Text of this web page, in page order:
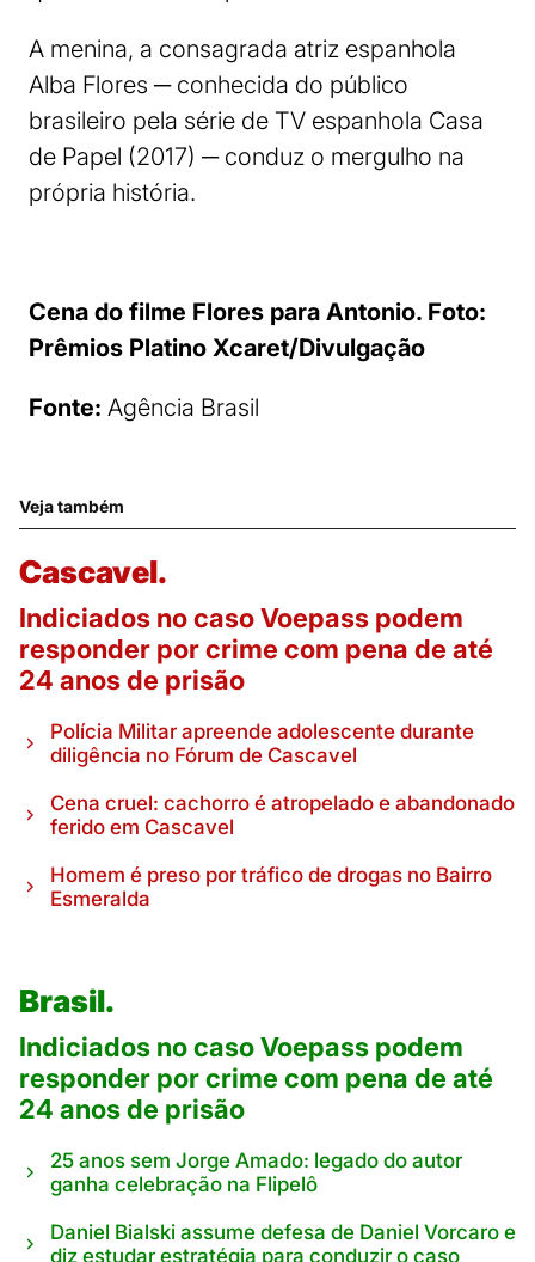
A menina, a consagrada atriz espanhola
Alba Flores ─ conhecida do público
brasileiro pela série de TV espanhola Casa
de Papel (2017) ─ conduz o mergulho na
própria história.
Cena do filme Flores para Antonio. Foto:
Prêmios Platino Xcaret/Divulgação
Fonte: Agência Brasil
Veja também
Cascavel.
Indiciados no caso Voepass podem
responder por crime com pena de até
24 anos de prisão
Polícia Militar apreende adolescente durante
diligência no Fórum de Cascavel
Cena cruel: cachorro é atropelado e abandonado
ferido em Cascavel
Homem é preso por tráfico de drogas no Bairro
Esmeralda
Brasil.
Indiciados no caso Voepass podem
responder por crime com pena de até
24 anos de prisão
25 anos sem Jorge Amado: legado do autor
ganha celebração na Flipelô
Daniel Bialski assume defesa de Daniel Vorcaro e
diz estudar estratégia para conduzir o caso